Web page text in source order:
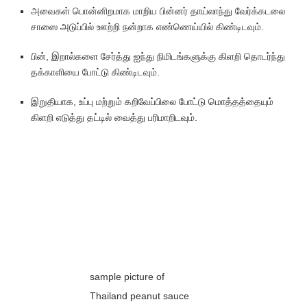
அவைகள் பொன்னிறமாக மாறிய பின்னர் தாய்லாந்து வேர்க்கடலை
சாஸை அடுப்பில் ஊற்றி நன்றாக எண்ணெய்யில் கிண்டிடவும்.
பின், இறால்களை சேர்த்து ஐந்து நிமிடங்களுக்கு கிளறி தொடர்ந்து
தக்காளியை போட்டு கிண்டிடவும்.
இறுதியாக, உப்பு மற்றும் கறிவேப்பிலை போட்டு மொத்தத்தையும்
கிளறி எடுத்து தட்டில் வைத்து பரிமாறிடவும்.
sample picture of
Thailand peanut sauce